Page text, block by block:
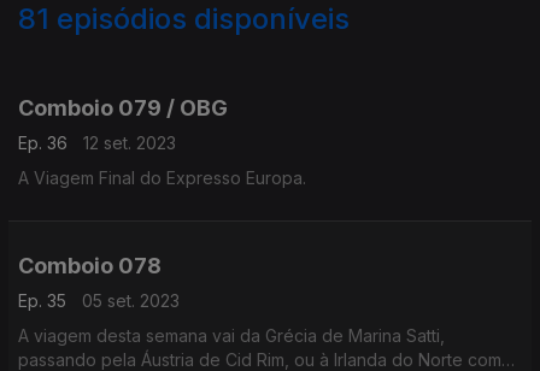
81 episódios disponíveis
Comboio 079 / OBG
Ep. 36
12 set. 2023
A Viagem Final do Expresso Europa.
Comboio 078
Ep. 35
05 set. 2023
A viagem desta semana vai da Grécia de Marina Satti,
passando pela Áustria de Cid Rim, ou à Irlanda do Norte com